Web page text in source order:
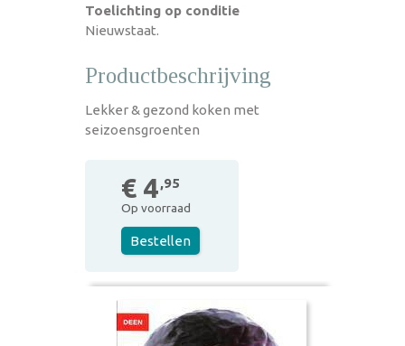
Toelichting op conditie
Nieuwstaat.
Productbeschrijving
Lekker & gezond koken met
seizoensgroenten
€ 4,95
Op voorraad
Bestellen